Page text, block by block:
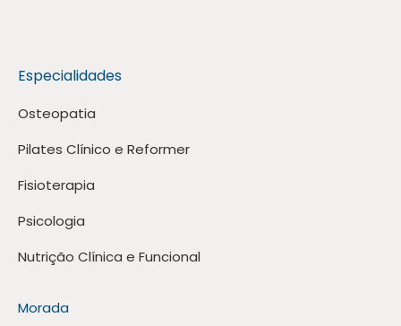
Especialidades
Osteopatia
Pilates Clínico e Reformer
Fisioterapia
Psicologia
Nutrição Clínica e Funcional
Morada